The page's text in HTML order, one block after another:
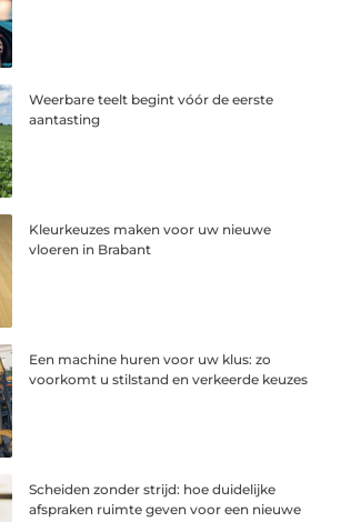
Weerbare teelt begint vóór de eerste
aantasting
Kleurkeuzes maken voor uw nieuwe
vloeren in Brabant
Een machine huren voor uw klus: zo
voorkomt u stilstand en verkeerde keuzes
Scheiden zonder strijd: hoe duidelijke
afspraken ruimte geven voor een nieuwe